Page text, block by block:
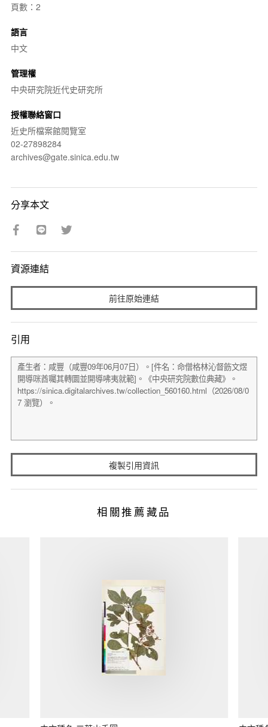
頁數：2
語言
中文
管理權
中央研究院近代史研究所
授權聯絡窗口
近史所檔案館閱覽室
02-27898284
archives@gate.sinica.edu.tw
分享本文
資源連結
前往原始連結
引用
複製引用資訊
相關推薦藏品